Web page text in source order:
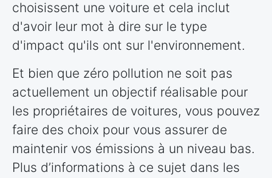
choisissent une voiture et cela inclut
d'avoir leur mot à dire sur le type
d'impact qu'ils ont sur l'environnement.
Et bien que zéro pollution ne soit pas
actuellement un objectif réalisable pour
les propriétaires de voitures, vous pouvez
faire des choix pour vous assurer de
maintenir vos émissions à un niveau bas.
Plus d’informations à ce sujet dans les